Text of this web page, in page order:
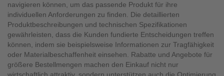
navigieren können, um das passende Produkt für ihre
individuellen Anforderungen zu finden. Die detaillierten
Produktbeschreibungen und technischen Spezifikationen
gewährleisten, dass die Kunden fundierte Entscheidungen treffen
können, indem sie beispielsweise Informationen zur Tragfähigkeit
oder Materialbeschaffenheit einsehen. Rabatte und Angebote für
größere Bestellmengen machen den Einkauf nicht nur